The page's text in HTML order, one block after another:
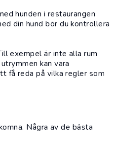
hunden i restaurangen
din hund bör du kontrollera
exempel är inte alla rum
kan vara
få reda på vilka regler som
Några av de bästa